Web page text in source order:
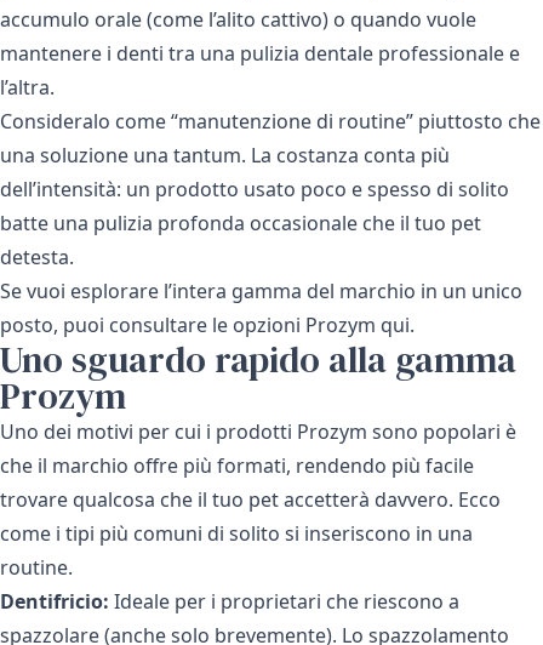
accumulo orale (come l’alito cattivo) o quando vuole
mantenere i denti tra una pulizia dentale professionale e
l’altra.
Consideralo come “manutenzione di routine” piuttosto che
una soluzione una tantum. La costanza conta più
dell’intensità: un prodotto usato poco e spesso di solito
batte una pulizia profonda occasionale che il tuo pet
detesta.
Se vuoi esplorare l’intera gamma del marchio in un unico
posto, puoi consultare le opzioni Prozym qui.
Uno sguardo rapido alla gamma
Prozym
Uno dei motivi per cui i prodotti Prozym sono popolari è
che il marchio offre più formati, rendendo più facile
trovare qualcosa che il tuo pet accetterà davvero. Ecco
come i tipi più comuni di solito si inseriscono in una
routine.
Dentifricio: Ideale per i proprietari che riescono a
spazzolare (anche solo brevemente). Lo spazzolamento